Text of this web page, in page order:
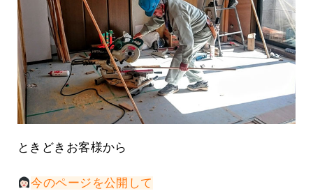
ときどきお客様から
今のページを公開して